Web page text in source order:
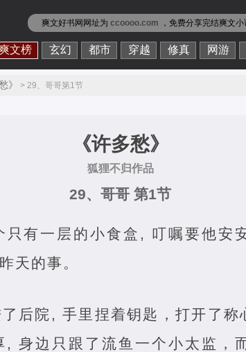
爽文好书网网址为 ccoooo.com ，免费分享完结爽文小
文榜 玄幻 都市 穿越 修真 网游
》 > 29、哥哥第1节
《许多愁》
狐狸不归作品
29、哥哥 第1节
只有一层的小食盒, 叮嘱要他安
天的事。
后院, 手里捏着钥匙，打开了称
, 身边只跟了流鱼一个小太监，